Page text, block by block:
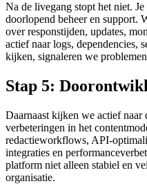
Na de livegang stopt het niet.
doorlopend beheer en support.
over responstijden, updates,
actief naar logs, dependencies,
kijken, signaleren we
Stap 5:
Daarnaast kijken we actief
verbeteringen in het
redactieworkflows, API-
integraties en
platform niet alleen stabiel en
organisatie.